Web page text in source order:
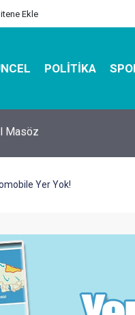
Ekle
POLITIKA
ile Estetik, Dayanıklı
Yer Yok!